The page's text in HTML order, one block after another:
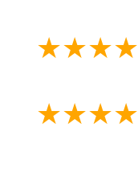
★★★★
★★★★